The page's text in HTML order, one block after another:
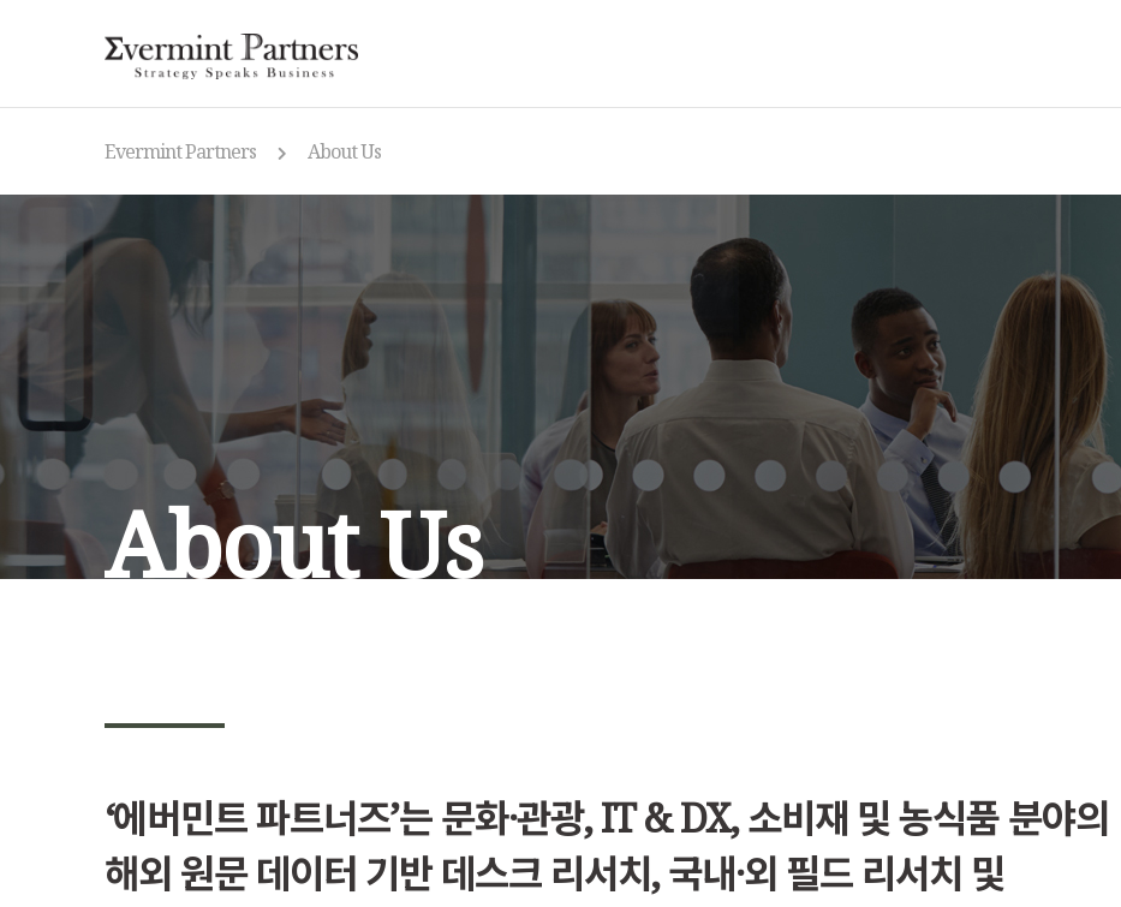
Evermint Partners About Us
About Us
‘에버민트 파트너즈’는 문화·관광, IT & DX, 소비재 및 농식품 분야의
해외 원문 데이터 기반 데스크 리서치, 국내·외 필드 리서치 및